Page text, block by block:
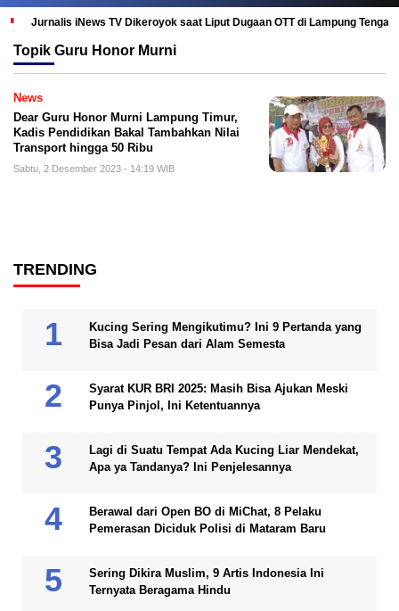
Jurnalis iNews TV Dikeroyok saat Liput Dugaan OTT di Lampung
Topik Guru Honor Murni
News
Dear Guru Honor Murni Lampung Timur,
Kadis Pendidikan Bakal Tambahkan Nilai
Transport hingga 50 Ribu
Sabtu, 2 Desember 2023 - 14:19 WIB
TRENDING
Kucing Sering Mengikutimu? Ini 9 Pertanda yang
Bisa Jadi Pesan dari Alam Semesta
Syarat KUR BRI 2025: Masih Bisa Ajukan Meski
Punya Pinjol, Ini Ketentuannya
Lagi di Suatu Tempat Ada Kucing Liar Mendekat,
Apa ya Tandanya? Ini Penjelesannya
Berawal dari Open BO di MiChat, 8 Pelaku
Pemerasan Diciduk Polisi di Mataram Baru
Sering Dikira Muslim, 9 Artis Indonesia Ini
Ternyata Beragama Hindu